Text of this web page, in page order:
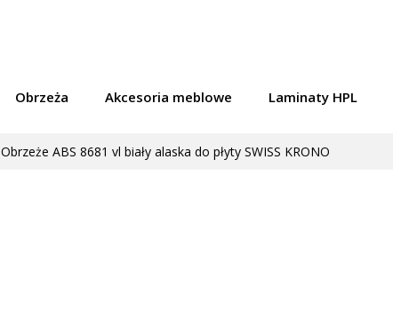
Obrzeża Akcesoria meblowe Laminaty HPL
Obrzeże ABS 8681 vl biały alaska do płyty SWISS KRONO